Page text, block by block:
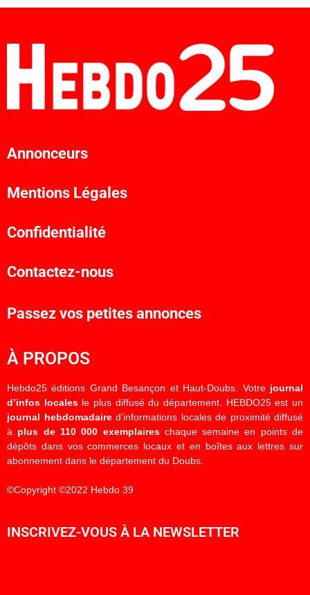
Annonceurs
Mentions Légales
Confidentialité
Contactez-nous
Passez vos petites annonces
À PROPOS
Hebdo25 éditions Grand Besançon et Haut-Doubs. Votre journal
d’infos localesle plus diffusé du département. HEBDO25 est un
journal hebdomadaired’informations locales de proximité diffusé
à plus de 110 000 exemplaireschaque semaine en points de
dépôts dans vos commerces locaux et en boîtes aux lettres sur
abonnement dans le département du Doubs.
©Copyright ©2022 Hebdo 39
INSCRIVEZ-VOUS À LA NEWSLETTER